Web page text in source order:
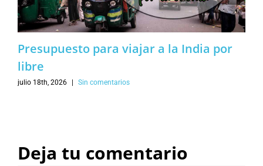
Presupuesto para viajar a la India por
libre
julio 18th, 2026 | Sin comentarios
Deja tu comentario